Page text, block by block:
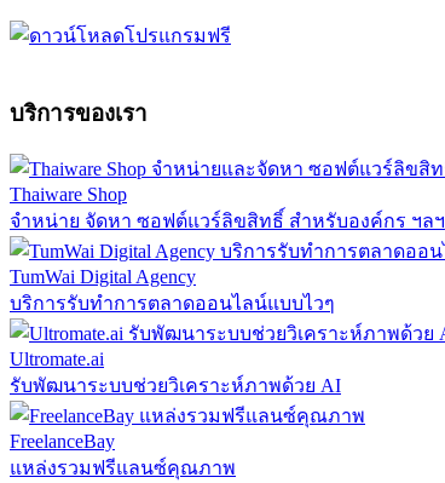
บริการของเรา
Thaiware Shop
จำหน่าย จัดหา ซอฟต์แวร์ลิขสิทธิ์ สำหรับองค์กร ฯลฯ
TumWai Digital Agency
บริการรับทำการตลาดออนไลน์แบบไวๆ
Ultromate.ai
รับพัฒนาระบบช่วยวิเคราะห์ภาพด้วย AI
FreelanceBay
แหล่งรวมฟรีแลนซ์คุณภาพ